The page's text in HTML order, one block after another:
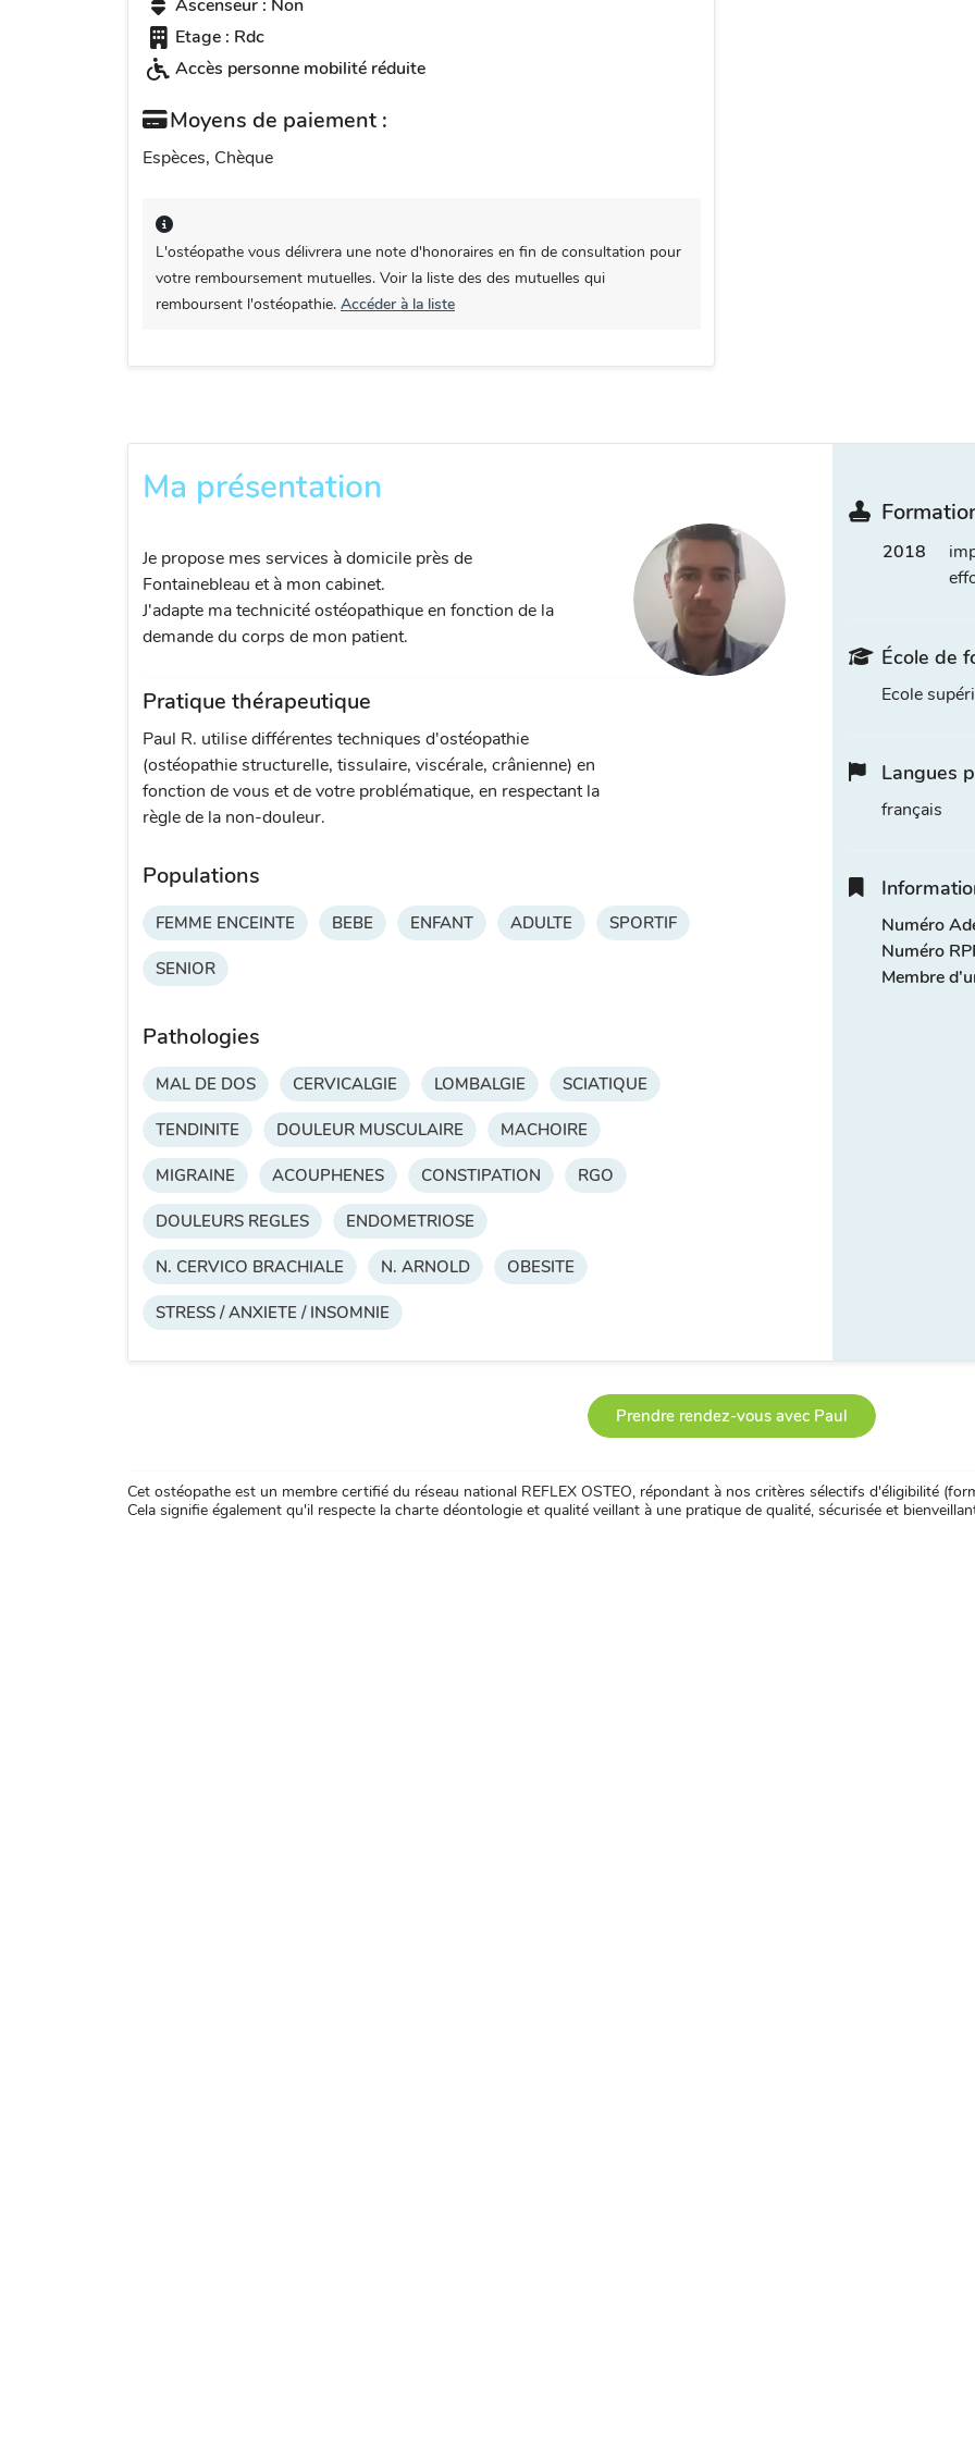
Ascenseur : Non
Etage : Rdc
Accès personne mobilité réduite
Moyens de paiement :
Espèces, Chèque
L'ostéopathe vous délivrera une note d'honoraires en fin de consultation pour
votre remboursement mutuelles. Voir la liste des des mutuelles qui
remboursent l'ostéopathie. Accéder à la liste
Ma présentation
Je propose mes services à domicile près de
Fontainebleau et à mon cabinet.
J'adapte ma technicité ostéopathique en fonction de la
demande du corps de mon patient.
Pratique thérapeutique
Paul R. utilise différentes techniques d'ostéopathie
(ostéopathie structurelle, tissulaire, viscérale, crânienne) en
fonction de vous et de votre problématique, en respectant la
règle de la non-douleur.
Populations
FEMME ENCEINTE BEBE ENFANT ADULTE SPORTIF
SENIOR
Pathologies
MAL DE DOS CERVICALGIE LOMBALGIE SCIATIQUE
TENDINITE DOULEUR MUSCULAIRE MACHOIRE
MIGRAINE ACOUPHENES CONSTIPATION RGO
DOULEURS REGLES ENDOMETRIOSE
N. CERVICO BRACHIALE N. ARNOLD OBESITE
STRESS / ANXIETE / INSOMNIE
2018
École de
Ecole
Langues
français
Numéro
Numéro
Membre
Prendre rendez-vous avec Paul
Cet ostéopathe est un membre certifié du réseau national REFLEX OSTEO, répondant à nos critères sélectifs d'éligibilité
Cela signifie également qu'il respecte la charte déontologie et qualité veillant à une pratique de qualité, sécurisée et